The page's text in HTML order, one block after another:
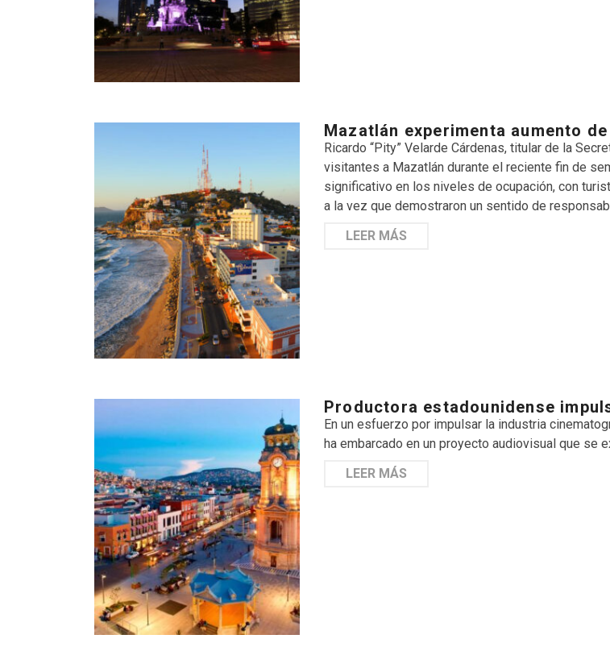
Mazatlán experimenta aumento
Ricardo “Pity” Velarde Cárdenas, titular de la
visitantes a Mazatlán durante el reciente fin de
significativo en los niveles de ocupación, con
a la vez que demostraron un sentido de
LEER MÁS
Productora estadounidense
En un esfuerzo por impulsar la industria
ha embarcado en un proyecto audiovisual que se
LEER MÁS